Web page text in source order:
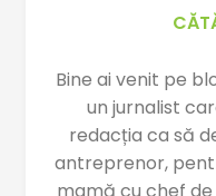
Bine ai venit pe
un jurnalist
redacția ca să
antreprenor,